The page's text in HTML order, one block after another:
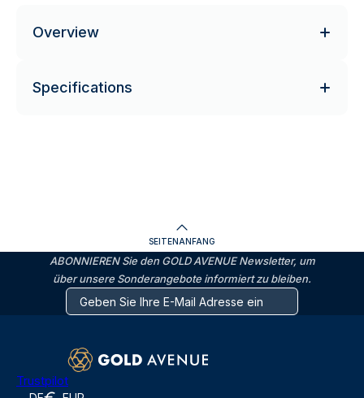
Overview
Specifications
SEITENANFANG
ABONNIEREN Sie den GOLD AVENUE Newsletter, um
über unsere Sonderangebote informiert zu bleiben.
Trustpilot